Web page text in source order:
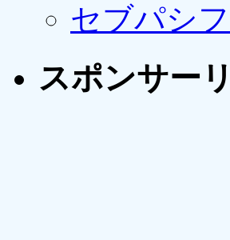
セブパシ
スポンサー